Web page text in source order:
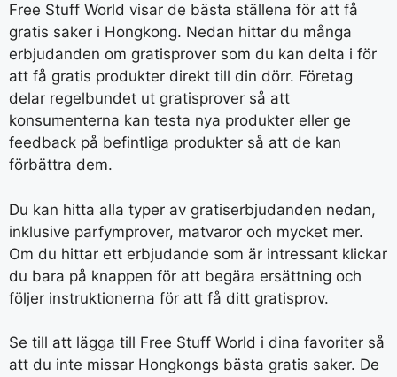
Free Stuff World visar de bästa ställena för att få
gratis saker i Hongkong. Nedan hittar du många
erbjudanden om gratisprover som du kan delta i för
att få gratis produkter direkt till din dörr. Företag
delar regelbundet ut gratisprover så att
konsumenterna kan testa nya produkter eller ge
feedback på befintliga produkter så att de kan
förbättra dem.
Du kan hitta alla typer av gratiserbjudanden nedan,
inklusive parfymprover, matvaror och mycket mer.
Om du hittar ett erbjudande som är intressant klickar
du bara på knappen för att begära ersättning och
följer instruktionerna för att få ditt gratisprov.
Se till att lägga till Free Stuff World i dina favoriter så
att du inte missar Hongkongs bästa gratis saker. De